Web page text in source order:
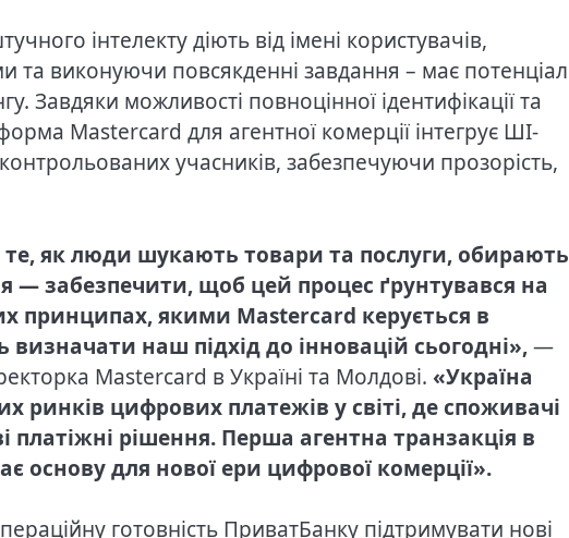
інтелекту діють від імені користувачів,
та виконуючи повсякденні завдання – має потенціал
Завдяки можливості повноцінної ідентифікації та
Mastercard для агентної комерції інтегрує ШІ-
учасників, забезпечуючи прозорість,
як люди шукають товари та послуги, обирають
— забезпечити, щоб цей процес ґрунтувався на
принципах, якими Mastercard керується в
визначати наш підхід до інновацій сьогодні»,—
Mastercard в Україні та Молдові. «Україна
цифрових платежів у світі, де споживачі
рішення. Перша агентна транзакція в
основу для нової ери цифрової комерції».
готовність ПриватБанку підтримувати нові